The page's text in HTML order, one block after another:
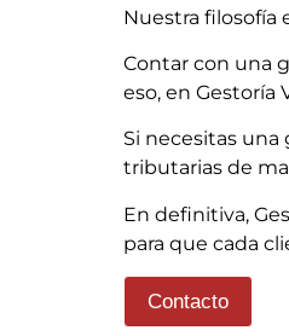
Nuestra filosofía
Contar con una
eso, en Gestoría
Si necesitas
tributarias de
En definitiva,
para que cada
Contacto